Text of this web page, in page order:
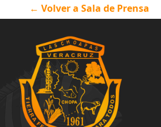
← Volver a Sala de Prensa